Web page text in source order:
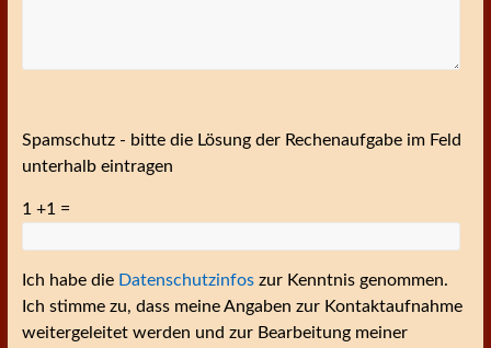
Spamschutz - bitte die Lösung der Rechenaufgabe im Feld
unterhalb eintragen
1 +1 =
Ich habe die Datenschutzinfoszur Kenntnis genommen.
Ich stimme zu, dass meine Angaben zur Kontaktaufnahme
weitergeleitet werden und zur Bearbeitung meiner